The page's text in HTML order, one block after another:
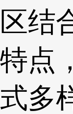
区结
特点
式多